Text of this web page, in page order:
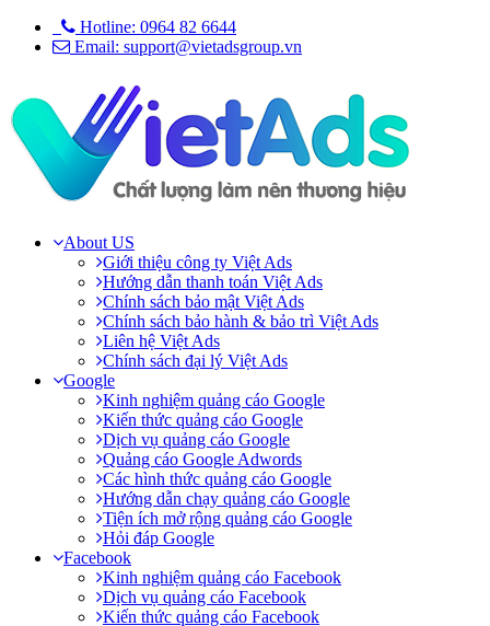
Hotline: 0964 82 6644
Email: support@vietadsgroup.vn
About US
Giới thiệu công ty Việt Ads
Hướng dẫn thanh toán Việt Ads
Chính sách bảo mật Việt Ads
Chính sách bảo hành & bảo trì Việt Ads
Liên hệ Việt Ads
Chính sách đại lý Việt Ads
Google
Kinh nghiệm quảng cáo Google
Kiến thức quảng cáo Google
Dịch vụ quảng cáo Google
Quảng cáo Google Adwords
Các hình thức quảng cáo Google
Hướng dẫn chạy quảng cáo Google
Tiện ích mở rộng quảng cáo Google
Hỏi đáp Google
Facebook
Kinh nghiệm quảng cáo Facebook
Dịch vụ quảng cáo Facebook
Kiến thức quảng cáo Facebook